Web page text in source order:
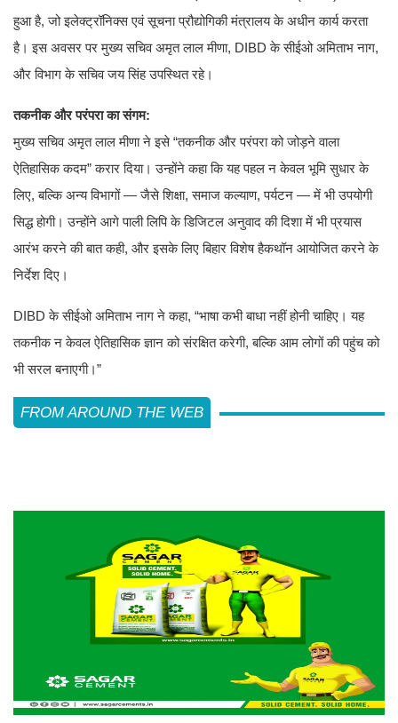
हुआ है, जो इलेक्ट्रॉनिक्स एवं सूचना प्रौद्योगिकी मंत्रालय के अधीन कार्य करता
है। इस अवसर पर मुख्य सचिव अमृत लाल मीणा, DIBD के सीईओ अमिताभ नाग,
और विभाग के सचिव जय सिंह उपस्थित रहे।
तकनीक और परंपरा का संगम:
मुख्य सचिव अमृत लाल मीणा ने इसे “तकनीक और परंपरा को जोड़ने वाला
ऐतिहासिक कदम” करार दिया। उन्होंने कहा कि यह पहल न केवल भूमि सुधार के
लिए, बल्कि अन्य विभागों — जैसे शिक्षा, समाज कल्याण, पर्यटन — में भी उपयोगी
सिद्ध होगी। उन्होंने आगे पाली लिपि के डिजिटल अनुवाद की दिशा में भी प्रयास
आरंभ करने की बात कही, और इसके लिए बिहार विशेष हैकथॉन आयोजित करने के
निर्देश दिए।
DIBD के सीईओ अमिताभ नाग ने कहा, “भाषा कभी बाधा नहीं होनी चाहिए। यह
तकनीक न केवल ऐतिहासिक ज्ञान को संरक्षित करेगी, बल्कि आम लोगों की पहुंच को
भी सरल बनाएगी।”
FROM AROUND THE WEB